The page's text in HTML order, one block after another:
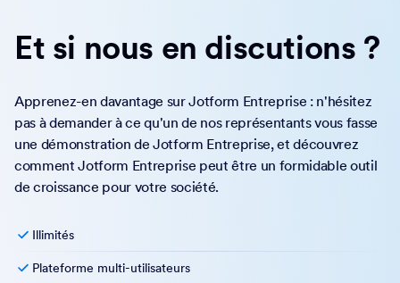
Et si nous en discutions ?
Apprenez-en davantage sur Jotform Entreprise : n'hésitez
pas à demander à ce qu'un de nos représentants vous fasse
une démonstration de Jotform Entreprise, et découvrez
comment Jotform Entreprise peut être un formidable outil
de croissance pour votre société.
Illimités
Plateforme multi-utilisateurs